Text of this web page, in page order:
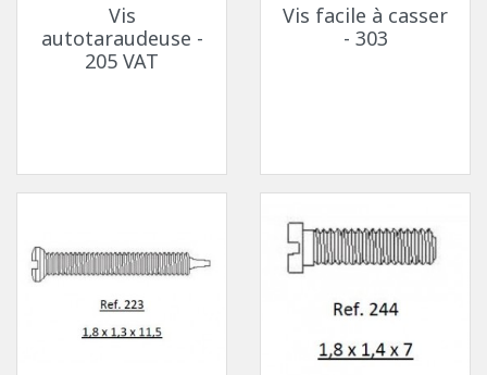
Vis
autotaraudeuse -
205 VAT
Vis facile à casser
- 303